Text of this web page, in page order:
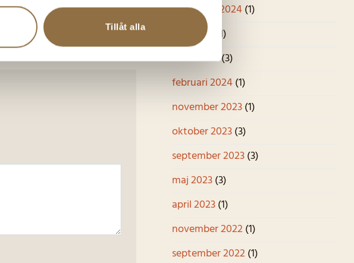
Tillåt alla
Basilika
december 2024(1)
maj 2024
(1)
mars 2024(3)
februari 2024(1)
november 2023(1)
oktober 2023(3)
september 2023(3)
maj 2023(3)
april 2023(1)
november 2022(1)
september 2022(1)